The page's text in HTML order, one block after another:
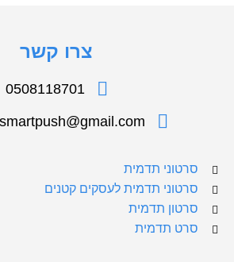
צרו קשר
0508118701
סרטוני תדמית
סרטוני תדמית לעסקים קטנים
סרטון תדמית
סרט תדמית